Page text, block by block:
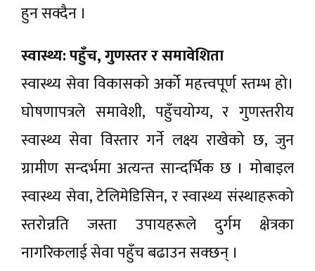
हुन सक्दैन ।
स्वास्थ्य: पहुँच, गुणस्तर र समावेशिता
स्वास्थ्य सेवा विकासको अर्को महत्त्वपूर्ण स्तम्भ हो।
घोषणापत्रले समावेशी, पहुँचयोग्य, र गुणस्तरीय
स्वास्थ्य सेवा विस्तार गर्ने लक्ष्य राखेको छ, जुन
ग्रामीण सन्दर्भमा अत्यन्त सान्दर्भिक छ । मोबाइल
स्वास्थ्य सेवा, टेलिमेडिसिन, र स्वास्थ्य संस्थाहरूको
स्तरोन्नति जस्ता उपायहरूले दुर्गम क्षेत्रका
नागरिकलाई सेवा पहुँच बढाउन सक्छन् ।